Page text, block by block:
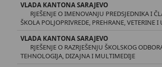
VLADA KANTONA SARAJEVO
RJEŠENJE O IMENOVANJU PREDSJEDNIKA I
ŠKOLA POLJOPRIVREDE, PREHRANE, VETERINE
VLADA KANTONA SARAJEVO
RJEŠENJE O RAZRJEŠENJU ŠKOLSKOG
TEHNOLOGIJA, DIZAJNA I MULTIMEDIJE